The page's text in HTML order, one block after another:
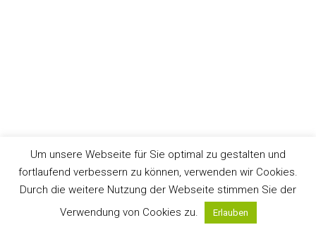
Um unsere Webseite für Sie optimal zu gestalten und
fortlaufend verbessern zu können, verwenden wir Cookies.
Durch die weitere Nutzung der Webseite stimmen Sie der
Verwendung von Cookies zu.
Erlauben